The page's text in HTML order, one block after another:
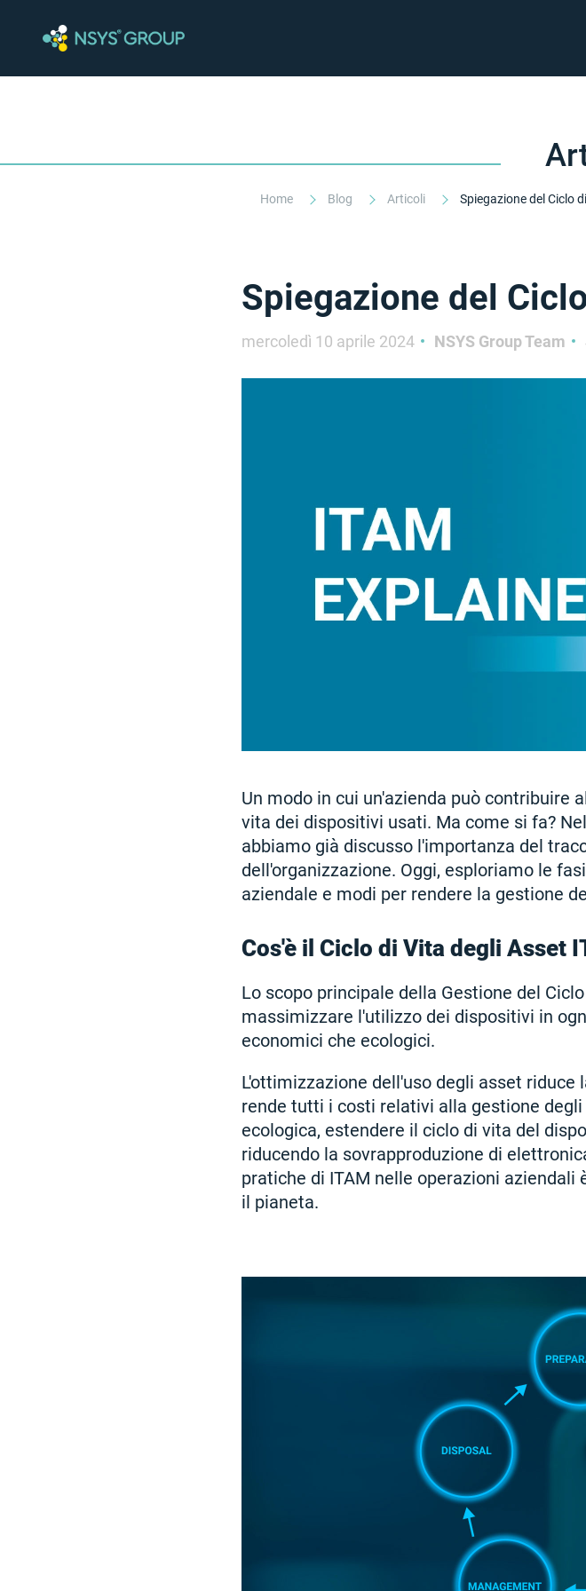
Home Blog Articoli Spiegazione del Ciclo
Spiegazione del
mercoledì 10 aprile 2024 NSYS Group Team
Un modo in cui un'azienda può contribuire
vita dei dispositivi usati. Ma come si fa?
abbiamo già discusso l'importanza del
dell'organizzazione. Oggi, esploriamo le
aziendale e modi per rendere la gestione
Cos'è il Ciclo di Vita degli Asset
Lo scopo principale della Gestione del
massimizzare l'utilizzo dei dispositivi in
economici che ecologici.
L'ottimizzazione dell'uso degli asset
rende tutti i costi relativi alla gestione
ecologica, estendere il ciclo di vita del
riducendo la sovrapproduzione di
pratiche di ITAM nelle operazioni
il pianeta.